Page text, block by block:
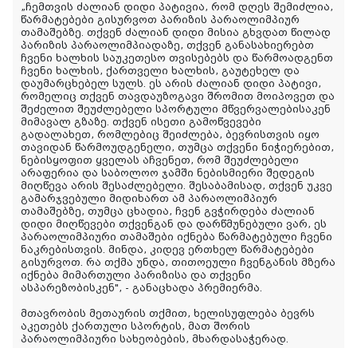
„ჩემთვის ძალიან დიდი პატივია, რომ დღეს შემიძლია,
წარმატებები გისურვოთ პარიზის პარაოლიმპიურ
თამაშებზე. თქვენ ძალიან დიდი მისია გხვდათ წილად
პარიზის პარაოლიმპიადაზე, თქვენ განასახიერებთ
ჩვენი ხალხის საუკეთესო თვისებებს და წარმოადგენთ
ჩვენი ხალხის, ქართველი ხალხის, გაუტეხელ და
დაუმარცხებელ სულს. ეს არის ძალიან დიდი პატივი,
რომელიც თქვენ თავდაუზოგავი შრომით მოიპოვეთ და
შეძელით შეუძლებელი სპორტული მწვერვალებისაკენ
მიმავალ გზაზე. თქვენ ისეთი გამოწვევები
გადალახეთ, რომლებიც შეიძლება, ბევრისთვის იყო
თავიდან წარმოუდგენელი, თუმცა თქვენი ნიჭიერებით,
ნებისყოფით ყველას აჩვენეთ, რომ შეუძლებელი
არაფერია და საბოლოო ჯამში ნებისმიერი შედეგის
მიღწევა არის შესაძლებელი. შესაბამისად, თქვენ უკვე
გამარჯვებული მიდიხართ ამ პარაოლიმპიურ
თამაშებზე, თუმცა ცხადია, ჩვენ გვჭირდება ძალიან
დიდი მიღწევები თქვენგან და დარწმუნებული ვარ, ეს
პარაოლიმპიური თამაშები იქნება წარმატებული ჩვენი
ნაკრებისთვის. მინდა, კიდევ ერთხელ წარმატებები
გისურვოთ. რა თქმა უნდა, თითოეული ჩვენგანის მზერა
იქნება მიმართული პარიზისა და თქვენი
ასპარეზობისკენ", - განაცხადა პრემიერმა.
მთავრობის მეთაურის თქმით, ხელისუფლება ბევრს
აკეთებს ქართული სპორტის, მათ შორის
პარაოლიმპიური სახეობების, მხარდასაჭერად.